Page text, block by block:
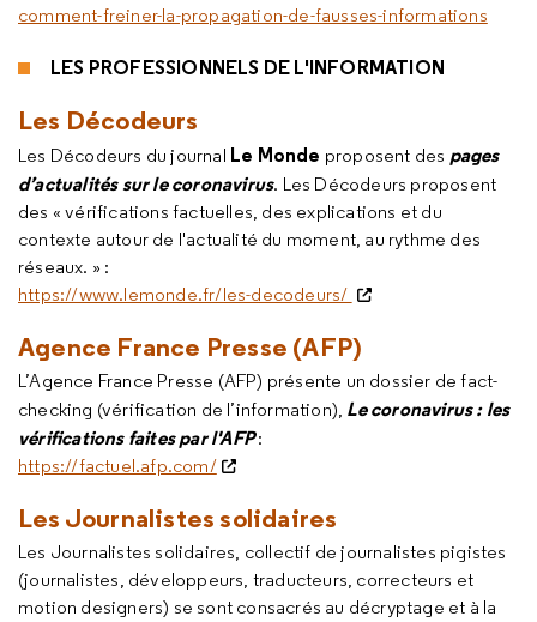
comment-freiner-la-propagation-de-fausses-informations
LES PROFESSIONNELS DE L'INFORMATION
Les Décodeurs
Les Décodeurs du journal Le Monde proposent des pages
d’actualités sur le coronavirus. Les Décodeurs proposent
des « vérifications factuelles, des explications et du
contexte autour de l'actualité du moment, au rythme des
réseaux. » :
https://www.lemonde.fr/les-decodeurs/
Agence France Presse (AFP)
L’Agence France Presse (AFP) présente un dossier de fact-
checking (vérification de l’information), Le coronavirus : les
vérifications faites par l'AFP:
https://factuel.afp.com/
Les Journalistes solidaires
Les Journalistes solidaires, collectif de journalistes pigistes
(journalistes, développeurs, traducteurs, correcteurs et
motion designers) se sont consacrés au décryptage et à la